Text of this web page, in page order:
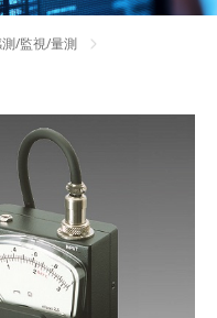
/監視/量測